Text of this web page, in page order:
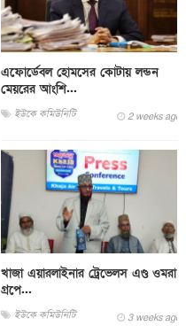
এফোর্ডেবল হোমসের কোটায় লন্ডন
মেয়রের আংশি...
ইউকে কমিউনিটি 2 weeks ago
খাজা এয়ারলাইনার ট্রেভেলস এণ্ড ওমরা
গ্রপে...
ইউকে কমিউনিটি 3 weeks ago